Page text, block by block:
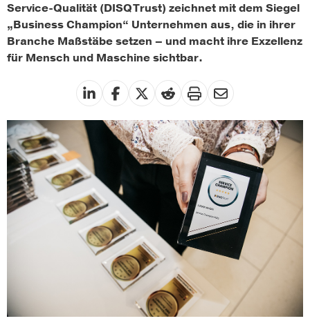
Service-Qualität (DISQ Trust) zeichnet mit dem Siegel
„Business Champion“ Unternehmen aus, die in ihrer
Branche Maßstäbe setzen – und macht ihre Exzellenz
für Mensch und Maschine sichtbar.